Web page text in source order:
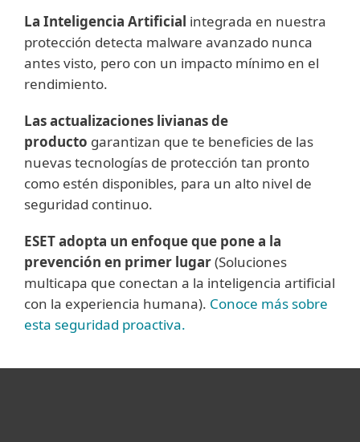
La Inteligencia Artificial integrada en nuestra
protección detecta malware avanzado nunca
antes visto, pero con un impacto mínimo en el
rendimiento.
Las actualizaciones livianas de
producto garantizan que te beneficies de las
nuevas tecnologías de protección tan pronto
como estén disponibles, para un alto nivel de
seguridad continuo.
ESET adopta un enfoque que pone a la
prevención en primer lugar(Soluciones
multicapa que conectan a la inteligencia artificial
con la experiencia humana). Conoce más sobre
esta seguridad proactiva.